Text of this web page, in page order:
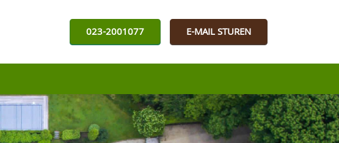
023-2001077 E-MAIL STUREN